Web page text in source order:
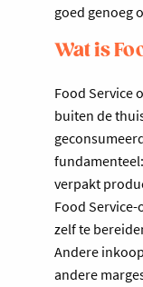
goed genoeg
Wat is
Food Service
buiten de
verpakt
Food
zelf te
Andere
andere